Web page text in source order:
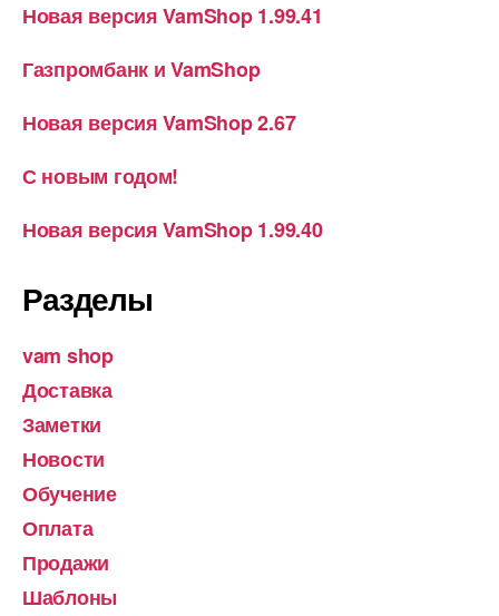
Новая версия VamShop 1.99.41
Газпромбанк и VamShop
Новая версия VamShop 2.67
С новым годом!
Новая версия VamShop 1.99.40
Разделы
vam shop
Доставка
Заметки
Новости
Обучение
Оплата
Продажи
Шаблоны